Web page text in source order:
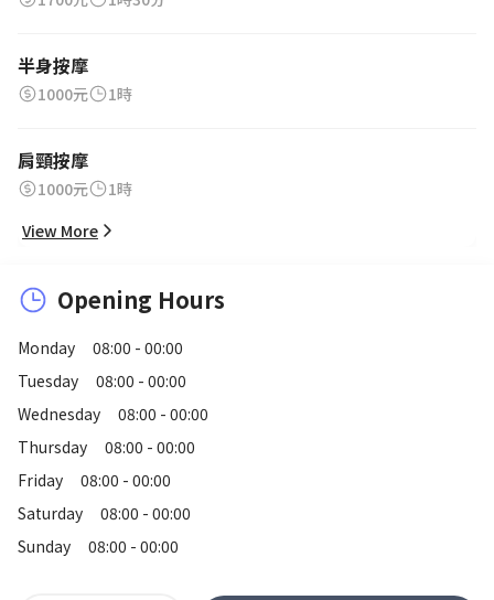
半身按摩
1000元 1時
肩頸按摩
1000元
1時
View More
Opening Hours
Monday
08:00 - 00:00
Tuesday
08:00 - 00:00
Wednesday
08:00 - 00:00
Thursday
08:00 - 00:00
Friday
08:00 - 00:00
Saturday
08:00 - 00:00
Sunday
08:00 - 00:00